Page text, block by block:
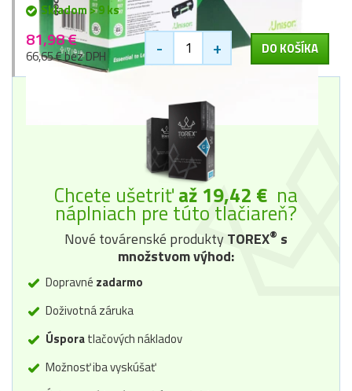
Skladom > 9 ks
81,98 €
66,65 € bez DPH - + DO KOŠÍKA
Chcete ušetriťaž 19,42 € na
náplniach pre túto tlačiareň?
Nové továrenské produktyTOREX® s
množstvom výhod:
Dopravné zadarmo
Doživotná záruka
Úsporatlačových nákladov
Možnosť iba vyskúšať